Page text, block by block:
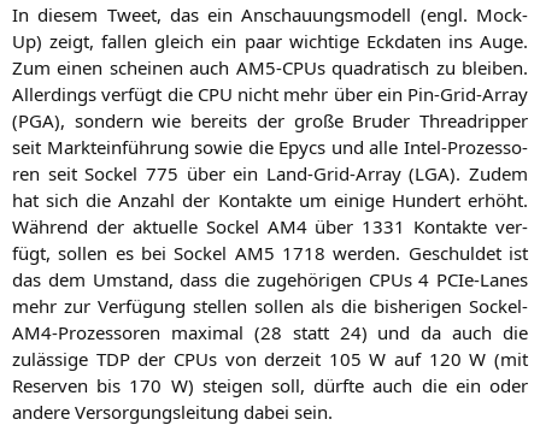
In die­sem Tweet, das ein Anschau­ungs­mo­dell (engl. Mock-
Up) zeigt, fal­len gleich ein paar wich­ti­ge Eck­da­ten ins Auge.
Zum einen schei­nen auch AM5-CPUs qua­dra­tisch zu blei­ben.
Aller­dings ver­fügt die CPU nicht mehr über ein Pin-Grid-Array
(PGA), son­dern wie bereits der gro­ße Bru­der Thre­ad­rip­per
seit Markt­ein­füh­rung sowie die Epycs und alle Intel-Pro­zes­so­
ren seit Sockel 775 über ein Land-Grid-Array (LGA). Zudem
hat sich die Anzahl der Kon­tak­te um eini­ge Hun­dert erhöht.
Wäh­rend der aktu­el­le Sockel AM4über 1331 Kon­tak­te ver­
fügt, sol­len es bei Sockel AM5 1718 wer­den. Geschul­det ist
das dem Umstand, dass die zuge­hö­ri­gen CPUs 4 PCIe-Lanes
mehr zur Ver­fü­gung stel­len sol­len als die bis­he­ri­gen Sockel-
AM4-Pro­zes­so­ren maxi­mal (28 statt 24) und da auch die
zuläs­si­ge TDPder CPUs von der­zeit 105 W auf 120 W (mit
Reser­ven bis 170 W) stei­gen soll, dürf­te auch die ein oder
ande­re Ver­sor­gungs­lei­tung dabei sein.